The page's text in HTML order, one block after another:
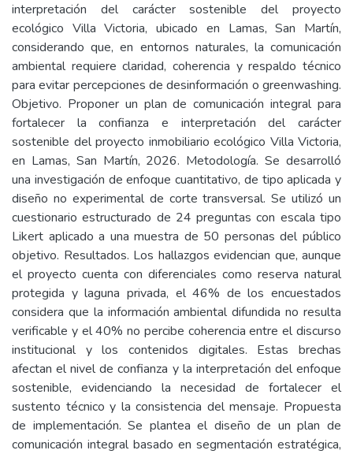
interpretación del carácter sostenible del proyecto
ecológico Villa Victoria, ubicado en Lamas, San Martín,
considerando que, en entornos naturales, la comunicación
ambiental requiere claridad, coherencia y respaldo técnico
para evitar percepciones de desinformación o greenwashing.
Objetivo. Proponer un plan de comunicación integral para
fortalecer la confianza e interpretación del carácter
sostenible del proyecto inmobiliario ecológico Villa Victoria,
en Lamas, San Martín, 2026. Metodología. Se desarrolló
una investigación de enfoque cuantitativo, de tipo aplicada y
diseño no experimental de corte transversal. Se utilizó un
cuestionario estructurado de 24 preguntas con escala tipo
Likert aplicado a una muestra de 50 personas del público
objetivo. Resultados. Los hallazgos evidencian que, aunque
el proyecto cuenta con diferenciales como reserva natural
protegida y laguna privada, el 46% de los encuestados
considera que la información ambiental difundida no resulta
verificable y el 40% no percibe coherencia entre el discurso
institucional y los contenidos digitales. Estas brechas
afectan el nivel de confianza y la interpretación del enfoque
sostenible, evidenciando la necesidad de fortalecer el
sustento técnico y la consistencia del mensaje. Propuesta
de implementación. Se plantea el diseño de un plan de
comunicación integral basado en segmentación estratégica,